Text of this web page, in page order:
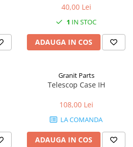
de
40,00 Lei
1 IN STOC
ADAUGA IN COS
Granit Parts
Telescop Case IH
108,00 Lei
LA COMANDA
ADAUGA IN COS